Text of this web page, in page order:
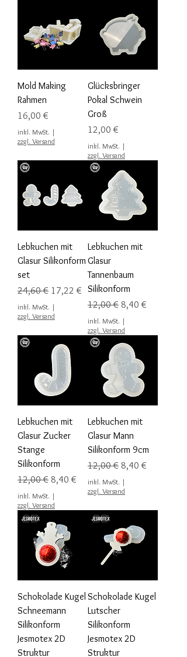
Mold Making
Rahmen
Preis
16,00 €
inkl. MwSt. |
zzgl. Versand
Glücksbringer
Pokal Schwein
Groß
Preis
12,00 €
inkl. MwSt. |
zzgl. Versand
Lebkuchen mit
Glasur Silikonform
set
Standardpreis
24,60 € Sale-Preis
17,22 €
inkl. MwSt. |
zzgl. Versand
Lebkuchen mit
Glasur
Tannenbaum
Silikonform
Standardpreis
12,00 € Sale-Preis
8,40 €
inkl. MwSt. |
zzgl. Versand
Lebkuchen mit
Glasur Zucker
Stange
Silikonform
Standardpreis
12,00 € Sale-Preis
8,40 €
inkl. MwSt. |
zzgl. Versand
Lebkuchen mit
Glasur Mann
Silikonform 9cm
Standardpreis
12,00 € Sale-Preis
8,40 €
inkl. MwSt. |
zzgl. Versand
Schokolade Kugel
Schneemann
Silikonform
Jesmotex 2D
Struktur
Schokolade Kugel
Lutscher
Silikonform
Jesmotex 2D
Struktur